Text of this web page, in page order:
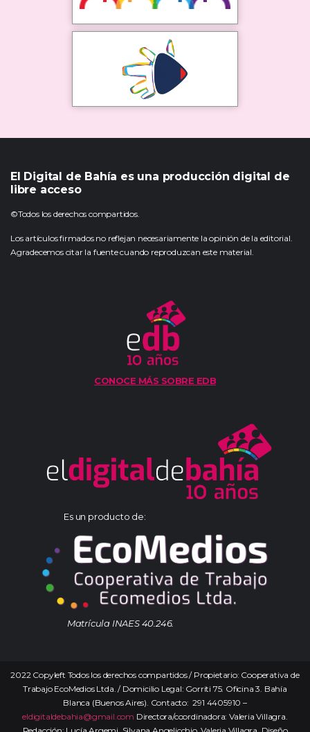
El Digital de Bahía es una producción digital de
libre acceso
©Todos los derechos compartidos.
Los artículos firmados no reflejan necesariamente la opinión de la editorial.
Agradecemos citar la fuente cuando reproduzcan este material.
CONOCE MÁS SOBRE EDB
Es un producto de:
Matrícula INAES 40.246.
2022 Copyleft Todos los derechos compartidos / Propietario: Cooperativa de
Trabajo EcoMedios Ltda. / Domicilio Legal: Gorriti 75. Oficina 3. Bahía
Blanca (Buenos Aires). Contacto: 291 4405910 –
eldigitaldebahia@gmail.com Directora/coordinadora: Valeria Villagra.